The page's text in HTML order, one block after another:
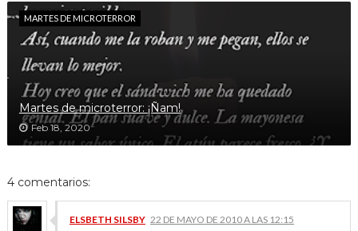
MARTES DE MICROTERROR
Martes de microterror: ¡Ñam!
Feb 18, 2020
4 comentarios:
ELSBETH SILSBY 22 DE MAYO DE 2010 A LAS 12:15